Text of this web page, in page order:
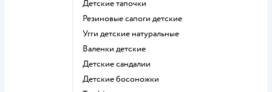
Детские тапочки
Резиновые сапоги детские
Угги детские натуральные
Валенки детские
Детские сандалии
Детские босоножки